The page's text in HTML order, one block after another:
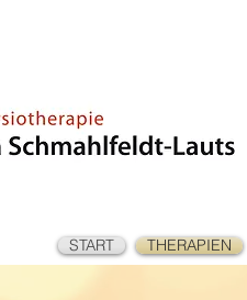
START THERAPIEN